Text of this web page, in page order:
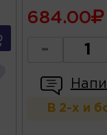
684.00
-
В 2-х и